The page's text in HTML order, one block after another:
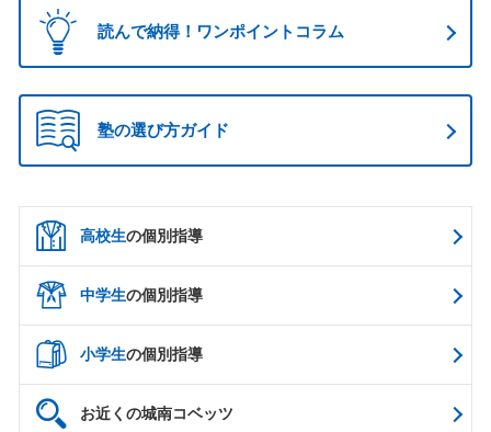
読んで納得！ワンポイントコラム
塾の選び方ガイド
高校生の個別指導
中学生の個別指導
小学生の個別指導
お近くの城南コベッツ